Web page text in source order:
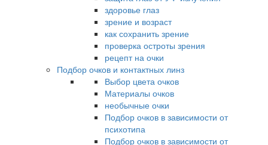
здоровье глаз
зрение и возраст
как сохранить зрение
проверка остроты зрения
рецепт на очки
Подбор очков и контактных линз
Выбор цвета очков
Материалы очков
необычные очки
Подбор очков в зависимости от
психотипа
Подбор очков в зависимости от